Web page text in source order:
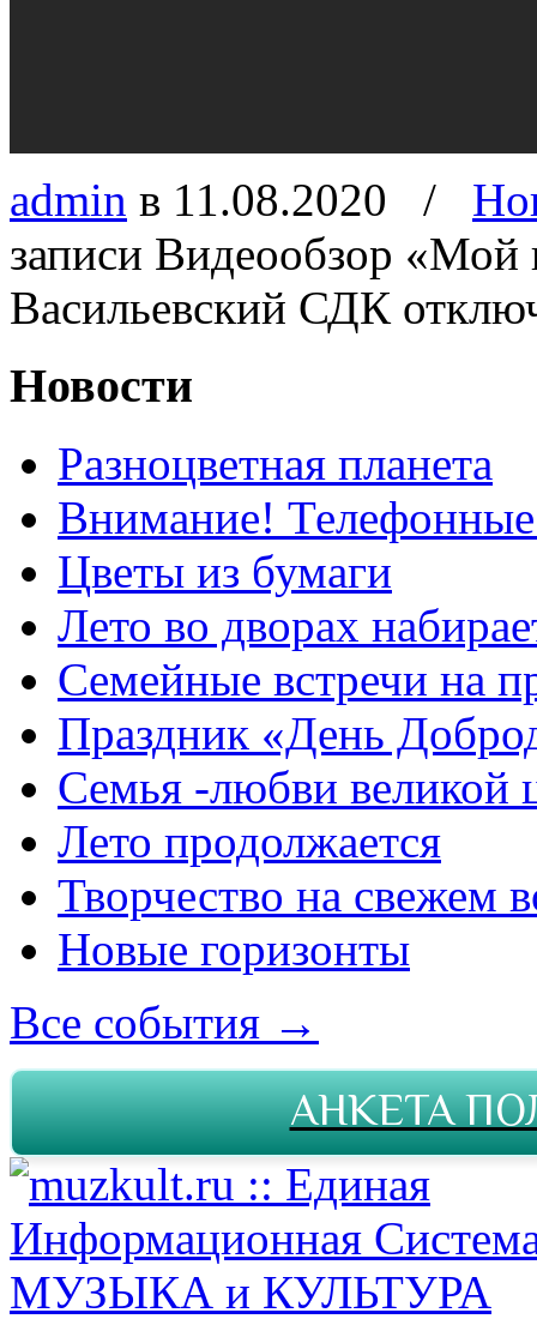
admin в 11.08.2020 /
записи Видеообзор «Мой
Васильевский СДК
Новости
Разноцветная планета
Внимание!
Цветы из бумаги
Лето во дворах
Семейные встречи на
Праздник «День
Семья -любви великой
Лето продолжается
Творчество на свежем
Новые горизонты
Все события →
АНКЕТА